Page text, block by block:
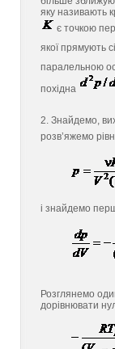
яку називають
є точкою
якої прямують
паралельною
похідна
2. Знайдемо,
розв’яжемо
і знайдемо
Розглянемо
дорівнювати